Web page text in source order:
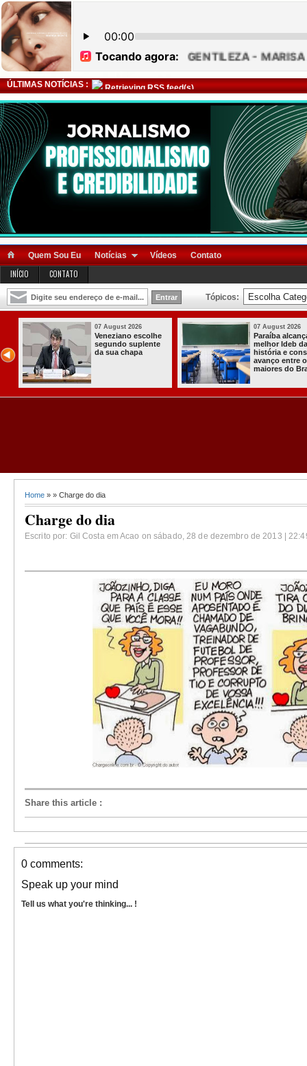
ÚLTIMAS NOTÍCIAS : Retrieving RSS feed(s)
Quem Sou Eu Notícias Vídeos Contato
INÍCIO CONTATO
Tópicos:
o
da
consolida
os
Brasil
07 August 2026
Homem é preso
com armas,
munições e
radiocomunicadore
03
a
Home » » Charge do dia
Charge do dia
Escrito por: Gil Costa em Acao on sábado, 28 de dezembro de 2013 |
Share this article :
0 comments:
Speak up your mind
Tell us what you're thinking... !